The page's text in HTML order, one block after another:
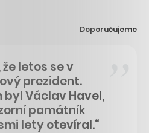
Doporučujeme
letos se v
prezident.
Václav Havel,
památník
lety otevíral.“